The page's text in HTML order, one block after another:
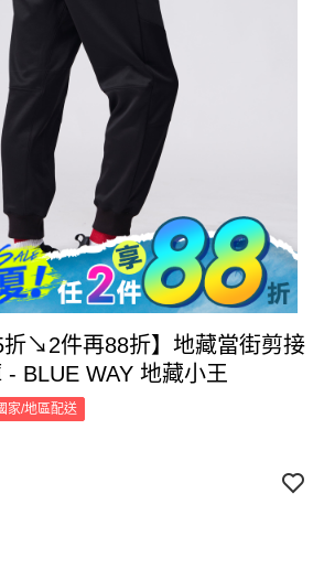
折↘2件再88折】地藏當街剪接
BLUE WAY 地藏小王
家/地區配送